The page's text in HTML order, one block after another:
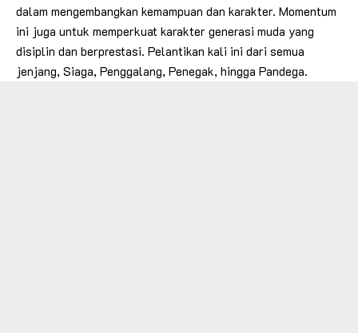
dalam mengembangkan kemampuan dan karakter. Momentum
ini juga untuk memperkuat karakter generasi muda yang
disiplin dan berprestasi. Pelantikan kali ini dari semua
jenjang, Siaga, Penggalang, Penegak, hingga Pandega.